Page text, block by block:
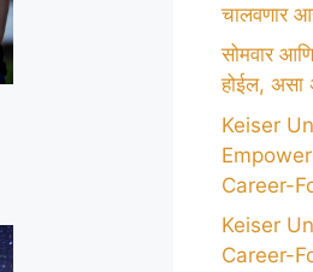
चालवणार
सोमवार
होईल, असा
Keiser
Career-
Keiser
Career-